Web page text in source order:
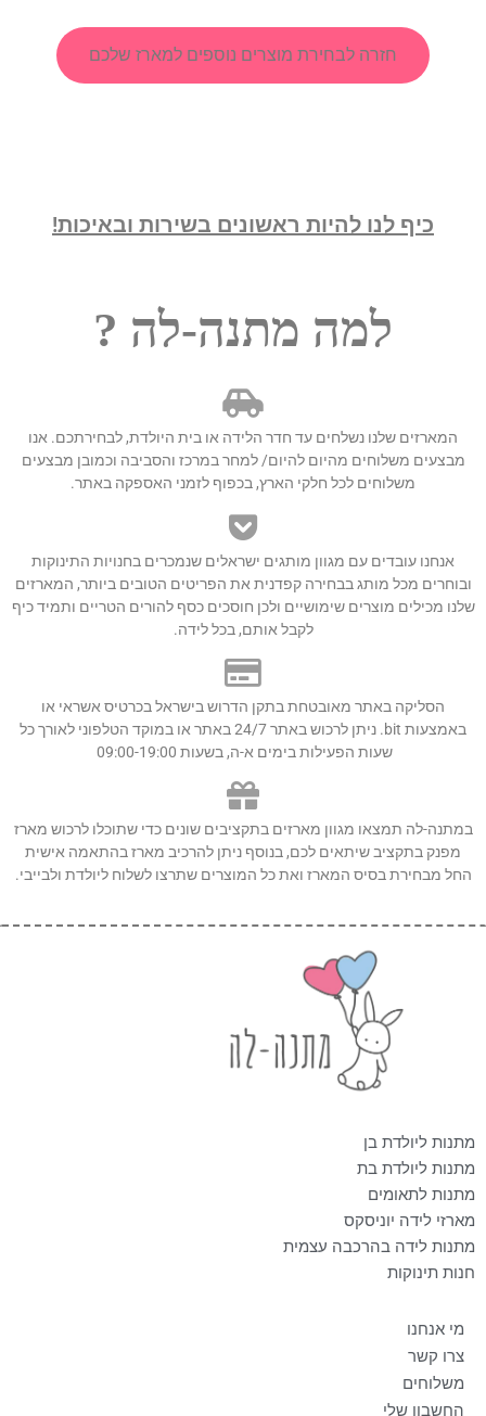
חזרה לבחירת מוצרים נוספים למארז שלכם
כיף לנו להיות ראשונים בשירות ובאיכות!
למה מתנה-לה ?
המארזים שלנו נשלחים עד חדר הלידה או בית היולדת, לבחירתכם. אנו
מבצעים משלוחים מהיום להיום/ למחר במרכז והסביבה וכמובן מבצעים
משלוחים לכל חלקי הארץ, בכפוף לזמני האספקה באתר.
אנחנו עובדים עם מגוון מותגים ישראלים שנמכרים בחנויות התינוקות
ובוחרים מכל מותג בבחירה קפדנית את הפריטים הטובים ביותר, המארזים
שלנו מכילים מוצרים שימושיים ולכן חוסכים כסף להורים הטריים ותמיד כיף
לקבל אותם, בכל לידה.
הסליקה באתר מאובטחת בתקן הדרוש בישראל בכרטיס אשראי או
באמצעות bit. ניתן לרכוש באתר 24/7 באתר או במוקד הטלפוני לאורך כל
שעות הפעילות בימים א-ה, בשעות 09:00-19:00
במתנה-לה תמצאו מגוון מארזים בתקציבים שונים כדי שתוכלו לרכוש מארז
מפנק בתקציב שיתאים לכם, בנוסף ניתן להרכיב מארז בהתאמה אישית
החל מבחירת בסיס המארז ואת כל המוצרים שתרצו לשלוח ליולדת ולבייבי.
מתנות ליולדת בן
מתנות ליולדת בת
מתנות לתאומים
מארזי לידה יוניסקס
מתנות לידה בהרכבה עצמית
חנות תינוקות
מי אנחנו
צרו קשר
משלוחים
החשבון שלי